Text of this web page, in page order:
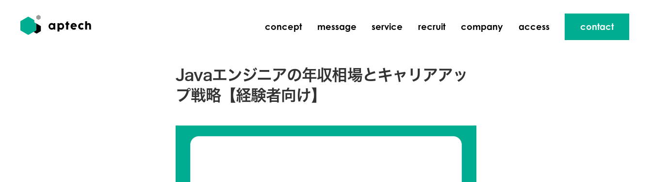
concept message service recruit company access contact
Javaエンジニアの年収相場とキャリアアッ
プ戦略【経験者向け】